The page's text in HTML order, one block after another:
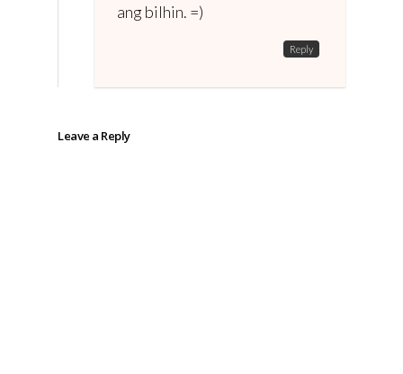
ang bilhin. =)
Reply
Leave a Reply